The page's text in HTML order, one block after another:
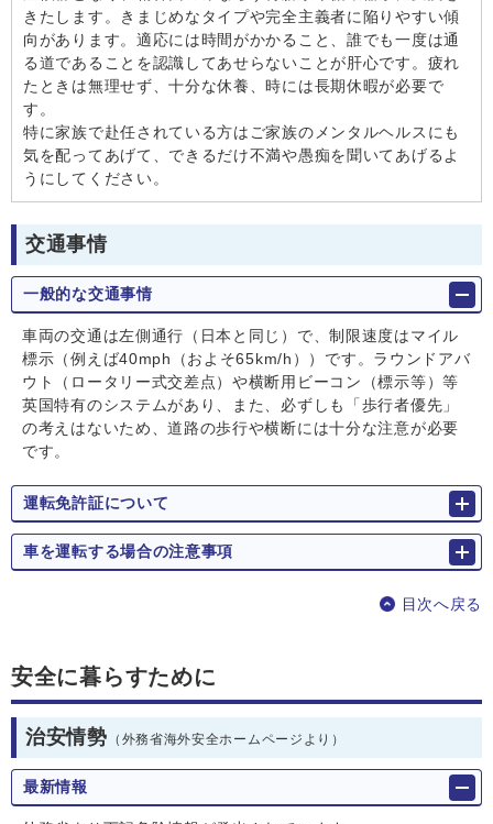
きたします。きまじめなタイプや完全主義者に陥りやすい傾
向があります。適応には時間がかかること、誰でも⼀度は通
る道であることを認識してあせらないことが肝⼼です。疲れ
たときは無理せず、⼗分な休養、時には⻑期休暇が必要で
す。
特に家族で赴任されている⽅はご家族のメンタルヘルスにも
気を配ってあげて、できるだけ不満や愚痴を聞いてあげるよ
うにしてください。
交通事情
一般的な交通事情
車両の交通は左側通行（日本と同じ）で、制限速度はマイル
標示（例えば40mph（およそ65km/h））です。ラウンドアバ
ウト（ロータリー式交差点）や横断用ビーコン（標示等）等
英国特有のシステムがあり、また、必ずしも「歩行者優先」
の考えはないため、道路の歩行や横断には十分な注意が必要
です。
運転免許証について
車を運転する場合の注意事項
目次へ戻る
安全に暮らすために
治安情勢 （外務省海外安全ホームページより）
最新情報